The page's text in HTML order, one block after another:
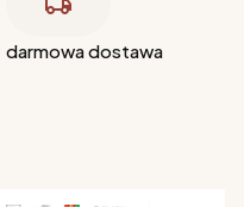
darmowa dostawa